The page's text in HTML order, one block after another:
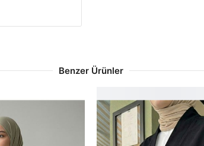
Benzer Ürünler